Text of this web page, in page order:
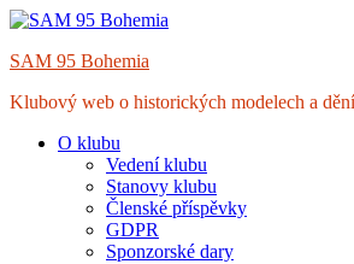
Skip
content
SAM 95 Bohemia
Klubový web o historických modelech a
O klubu
Vedení klubu
Stanovy klubu
Členské příspěvky
GDPR
Sponzorské dary